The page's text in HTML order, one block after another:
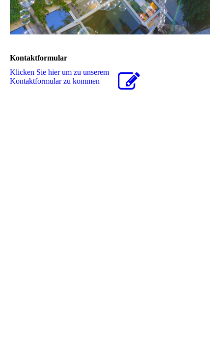
Kontaktformular
Klicken Sie hier um zu unserem
Kon­takt­for­mu­lar zu kommen